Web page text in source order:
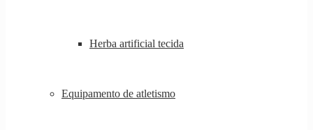
Herba artificial tecida
Equipamento de atletismo